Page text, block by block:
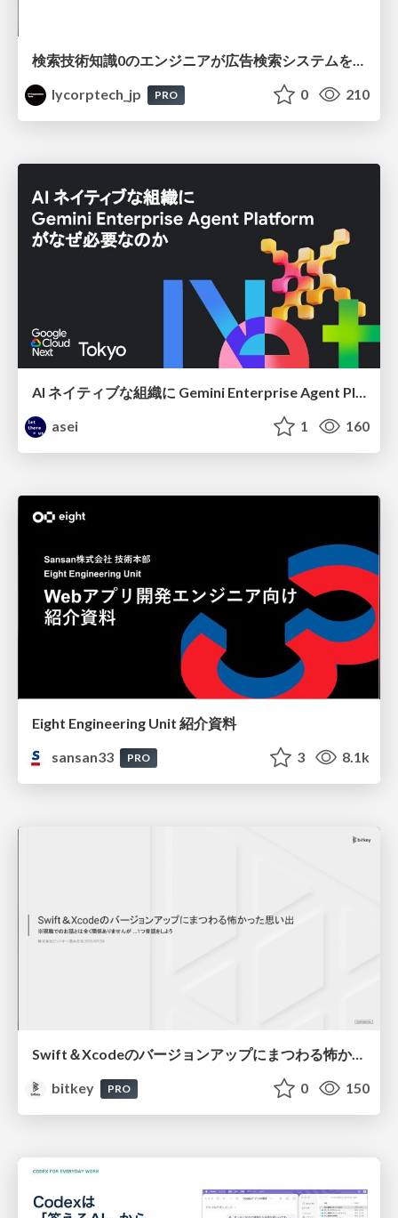
検索技術知識0のエンジニアが広告検索システムを内製化して運用するまで
lycorptech_jp
PRO 0 210
asei
1 160
Eight Engineering Unit 紹介資料
sansan33
PRO 3 8.1k
Swift＆Xcodeのバージョンアップにまつわる怖かった思い出 / Scary Memories of Swift and Xcode Updates
bitkey
PRO 0 150